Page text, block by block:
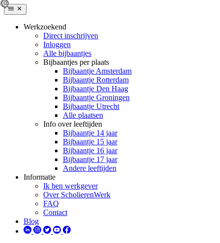
Werkzoekend
Direct inschrijven
Inloggen
Alle bijbaantjes
Bijbaantjes per plaats
Bijbaantje Amsterdam
Bijbaantje Rotterdam
Bijbaantje Den Haag
Bijbaantje Groningen
Bijbaantje Utrecht
Alle plaatsen
Info over leeftijden
Bijbaantje 14 jaar
Bijbaantje 15 jaar
Bijbaantje 16 jaar
Bijbaantje 17 jaar
Andere leeftijden
Informatie
Ik ben werkgever
Over ScholierenWerk
FAQ
Contact
Blog